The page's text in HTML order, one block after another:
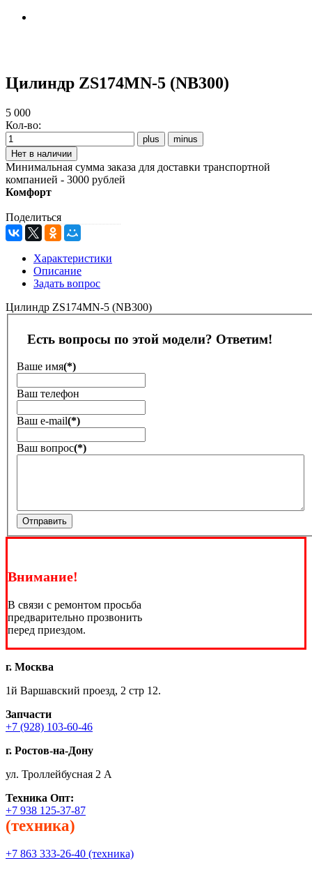
Цилиндр ZS174MN-5 (NB300)
5 000
Кол-во:
Минимальная сумма заказа для доставки транспортной
компанией - 3000 рублей
Комфорт
Поделиться
Характеристики
Описание
Задать вопрос
Цилиндр ZS174MN-5 (NB300)
Есть вопросы по этой модели? Ответим!
Ваше имя(*)
Ваш телефон
Ваш е-mail(*)
Ваш вопрос(*)
Отправить
Внимание!
В связи с ремонтом просьба
предварительно прозвонить
перед приездом.
г. Москва
1й Варшавский проезд, 2 стр 12.
Запчасти
+7 (928) 103-60-46
г. Ростов-на-Дону
ул. Троллейбусная 2 А
Техника Опт:
+7 938 125-37-87
(техника)
+7 863 333-26-40 (техника)